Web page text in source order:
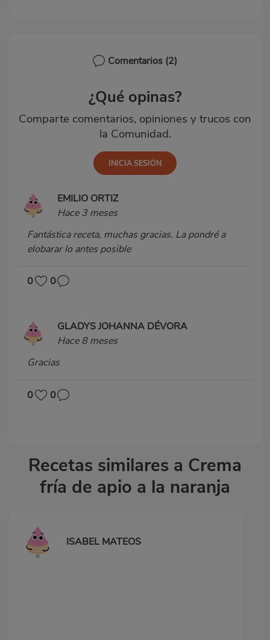
Comentarios (2)
¿Qué opinas?
Comparte comentarios, opiniones y trucos con
la Comunidad.
EMILIO ORTIZ
Hace 3 meses
Fantástica receta, muchas gracias. La pondré a
elobarar lo antes posible
0 0
GLADYS JOHANNA DÉVORA
Hace 8 meses
Gracias
0 0
Recetas similares a Crema
fría de apio a la naranja
ISABEL MATEOS